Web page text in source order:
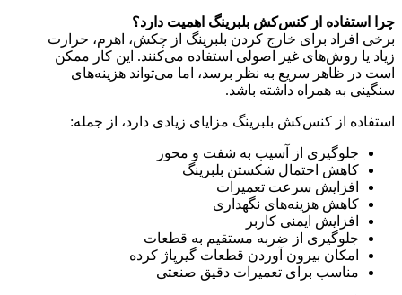
چرا استفاده از کنس‌کش بلبرینگ اهمیت دارد؟
برخی افراد برای خارج کردن بلبرینگ از چکش، اهرم، حرارت
زیاد یا روش‌های غیر اصولی استفاده می‌کنند. این کار ممکن
است در ظاهر سریع به نظر برسد، اما می‌تواند هزینه‌های
سنگینی به همراه داشته باشد.
استفاده از کنس‌کش بلبرینگ مزایای زیادی دارد، از جمله:
جلوگیری از آسیب به شفت و محور
کاهش احتمال شکستن بلبرینگ
افزایش سرعت تعمیرات
کاهش هزینه‌های نگهداری
افزایش ایمنی کاربر
جلوگیری از ضربه مستقیم به قطعات
امکان بیرون آوردن قطعات گیرپاژ کرده
مناسب برای تعمیرات دقیق صنعتی